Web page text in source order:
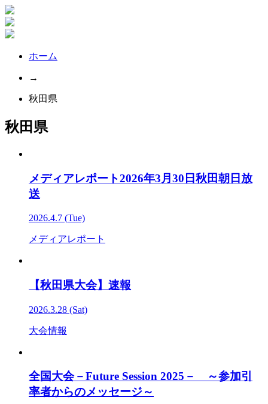
ホーム
→
秋田県
秋田県
メディアレポート2026年3月30日秋田朝日放
送
2026.4.7 (Tue)
メディアレポート
【秋田県大会】速報
2026.3.28 (Sat)
大会情報
全国大会－Future Session 2025－ ～参加引
率者からのメッセージ～